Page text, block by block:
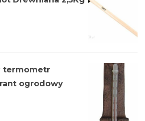
termometr
ogrodowy